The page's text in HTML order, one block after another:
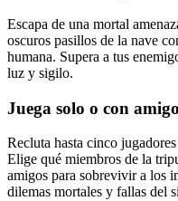
Escapa de una mortal
oscuros pasillos de la nave
humana. Supera a tus
luz y sigilo.
Juega solo o con
Recluta hasta cinco
Elige qué miembros de la
amigos para sobrevivir a los
dilemas mortales y fallas del